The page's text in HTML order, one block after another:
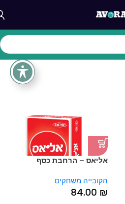
אליאס – הרחבת כסף
הקובייה משחקים
84.00 ₪